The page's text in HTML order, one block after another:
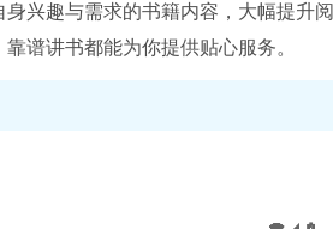
兴趣与需求的书籍内容，大幅提升
谱讲书都能为你提供贴心服务。